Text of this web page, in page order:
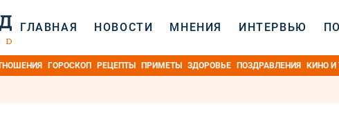
ГЛАВНАЯ НОВОСТИ МНЕНИЯ ИНТЕРВЬЮ
ГОРОСКОП РЕЦЕПТЫ ПРИМЕТЫ ЗДОРОВЬЕ ПОЗДРАВЛЕНИЯ КИНО И